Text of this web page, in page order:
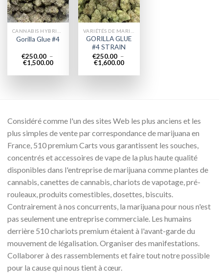
Gorilla Glue #4
€250.00 –
€1,500.00Plage
prix :
GORILLA GLUE
#4 STRAIN
€250.00 –
€1,600.00Plage
prix :
Considéré comme l'un des sites Web les plus anciens et les
plus simples de vente par correspondance de marijuana en
France, 510 premium Carts vous garantissent les souches,
concentrés et accessoires de vape de la plus haute qualité
disponibles dans l'entreprise de marijuana comme plantes de
cannabis, canettes de cannabis, chariots de vapotage, pré-
rouleaux, produits comestibles, dosettes, biscuits.
Contrairement à nos concurrents, la marijuana pour nous n'est
pas seulement une entreprise commerciale. Les humains
derrière 510 chariots premium étaient à l'avant-garde du
mouvement de légalisation. Organiser des manifestations.
Collaborer à des rassemblements et faire tout notre possible
pour la cause qui nous tient à cœur.